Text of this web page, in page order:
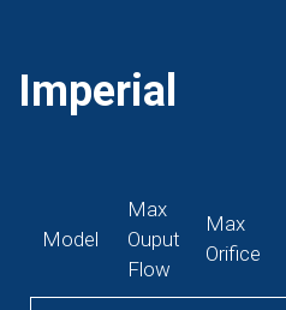
Imperial
Model
Max
Ouput
Flow
Max
Orifice